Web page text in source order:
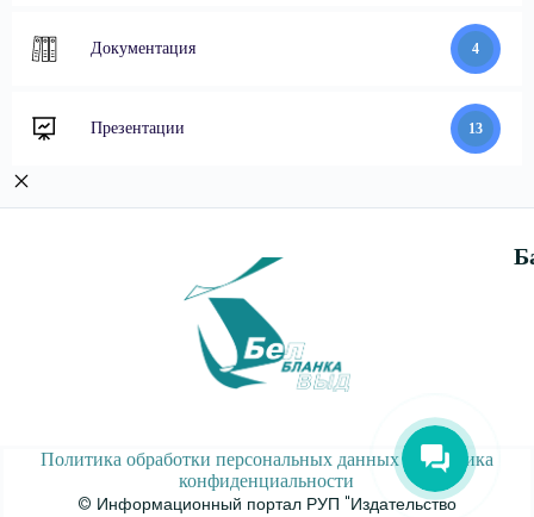
Документация 4
Презентации 13
Политика обработки персональных данных
Политика
конфиденциальности
© Информационный портал РУП "Издательство